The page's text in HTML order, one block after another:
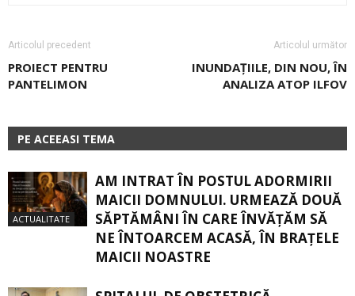
Articolul precedent
PROIECT PENTRU
PANTELIMON
Articolul următor
INUNDAȚIILE, DIN NOU, ÎN
ANALIZA ATOP ILFOV
PE ACEEASI TEMA
ACTUALITATE
AM INTRAT ÎN POSTUL ADORMIRII
MAICII DOMNULUI. URMEAZĂ DOUĂ
SĂPTĂMÂNI ÎN CARE ÎNVĂŢĂM SĂ
NE ÎNTOARCEM ACASĂ, ÎN BRAŢELE
MAICII NOASTRE